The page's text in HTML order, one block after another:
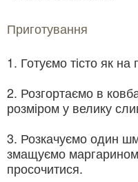
Приготування
1. Готуємо тісто як
2. Розгортаємо в
розміром у велику
3. Розкачуємо один
змащуємо
просочитися.